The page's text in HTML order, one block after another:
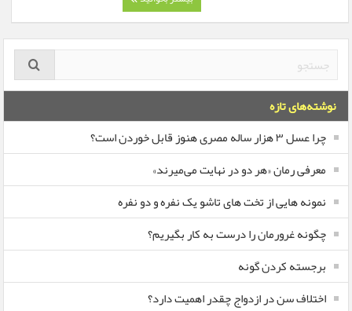
نوشته‌های تازه
چرا عسل ۳ هزار ساله‌ مصری هنوز قابل خوردن است؟
معرفی رمان «هر دو در نهایت می‌میرند»
نمونه هایی از تخت های تاشو یک نفره و دو نفره
چگونه غرورمان را درست به کار بگیریم؟
برجسته کردن گونه
اختلاف سن در ازدواج چقدر اهمیت دارد؟